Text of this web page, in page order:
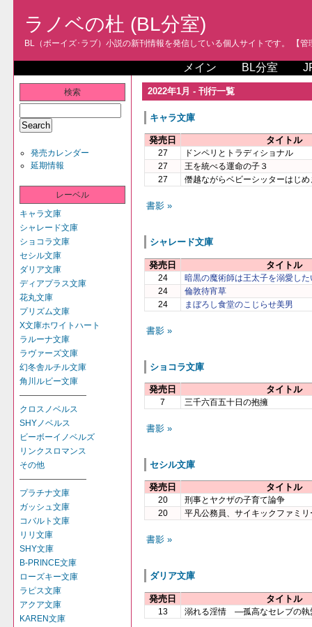
ラノベの杜 (BL分室)
BL（ボーイズ･ラブ）小説の新刊情報を発信している個人サイトです。 【管
メイン BL分室
検索
発売カレンダー
延期情報
レーベル
キャラ文庫
シャレード文庫
ショコラ文庫
セシル文庫
ダリア文庫
ディアプラス文庫
花丸文庫
プリズム文庫
X文庫ホワイトハート
ラルーナ文庫
ラヴァーズ文庫
幻冬舎ルチル文庫
角川ルビー文庫
――――――――
クロスノベルス
SHYノベルス
ビーボーイノベルズ
リンクスロマンス
その他
――――――――
プラチナ文庫
ガッシュ文庫
コバルト文庫
リリ文庫
SHY文庫
B-PRINCE文庫
ローズキー文庫
ラピス文庫
アクア文庫
KAREN文庫
2022年1月 - 刊行一覧
キャラ文庫
発売日 タイトル
27
ドンペリとトラディショナル
27
王を統べる運命の子３
27
僭越ながらベビーシッターはじめ
書影 »
シャレード文庫
発売日 タイトル
24
暗黒の魔術師は王太子を溺愛した
24
倫敦待宵草
24
まぼろし食堂のこじらせ美男
書影 »
ショコラ文庫
発売日 タイトル
7 三千六百五十日の抱擁
書影 »
セシル文庫
発売日 タイトル
20
刑事とヤクザの子育て論争
20
平凡公務員、サイキックファミ
書影 »
ダリア文庫
発売日 タイトル
13 溺れる淫情 ―孤高なセレブの